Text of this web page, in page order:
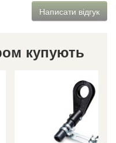
Написати відгук
купують